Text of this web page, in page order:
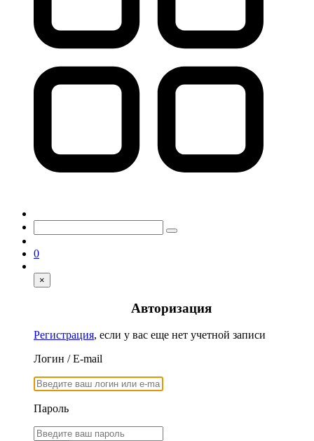
0
×
Авторизация
Регистрация, если у вас еще нет учетной записи
Логин / E-mail
Пароль